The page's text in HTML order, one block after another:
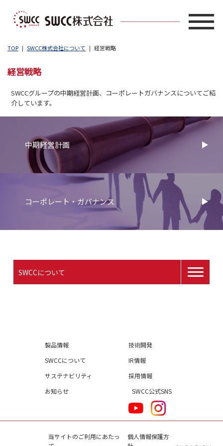
TOP SWCC株式会社について 経営戦略
経営戦略
SWCCグループの中期経営計画、コーポレートガバナンスについてご紹
介しています。
中期経営計画
コーポレート・ガバナンス
SWCCについて
製品情報
技術開発
SWCCについて
IR情報
サステナビリティ
採用情報
お知らせ
SWCC公式SNS
当サイトのご利用にあたっ
個人情報保護方